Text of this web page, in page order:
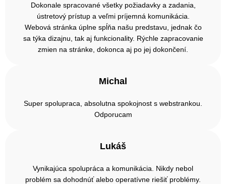
Dokonale spracované všetky požiadavky a zadania,
ústretový prístup a veľmi príjemná komunikácia.
Webová stránka úplne spĺňa našu predstavu, jednak čo
sa týka dizajnu, tak aj funkcionality. Rýchle zapracovanie
zmien na stránke, dokonca aj po jej dokončení.
Michal
Super spolupraca, absolutna spokojnost s webstrankou.
Odporucam
Lukáš
Vynikajúca spolupráca a komunikácia. Nikdy nebol
problém sa dohodnúť alebo operatívne riešiť problémy.